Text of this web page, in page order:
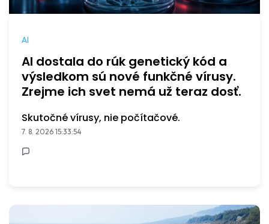
AI
AI dostala do rúk genetický kód a
výsledkom sú nové funkčné vírusy.
Zrejme ich svet nemá už teraz dosť.
Skutočné vírusy, nie počítačové.
7. 8. 2026 15:33:54